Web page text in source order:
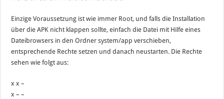
Einzige Voraussetzung ist wie immer Root, und falls die Installation
über die APK nicht klappen sollte, einfach die Datei mit Hilfe eines
Dateibrowsers in den Ordner system/app verschieben,
entsprechende Rechte setzen und danach neustarten. Die Rechte
sehen wie folgt aus:
x x –
x – –